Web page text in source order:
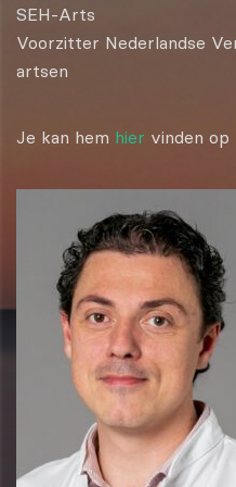
SEH-Arts
Voorzitter Nederlandse
artsen
Je kan hem hier vinden op